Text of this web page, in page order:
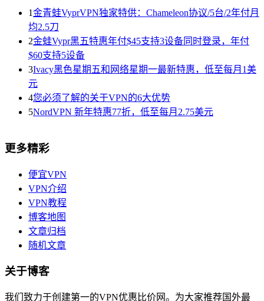
1金青蛙VyprVPN独家特供：Chameleon协议/5台/2年付月
均2.5刀
2金蛙Vypr黑五特惠年付$45支持3设备同时登录，年付
$60支持5设备
3Ivacy黑色星期五和网络星期一最新特惠，低至每月1美
元
4您必须了解的关于VPN的6大优势
5NordVPN 新年特惠77折，低至每月2.75美元
更多精彩
便宜VPN
VPN介绍
VPN教程
博客地图
文章归档
随机文章
关于博客
我们致力于创建第一的VPN优惠比价网。为大家推荐国外最